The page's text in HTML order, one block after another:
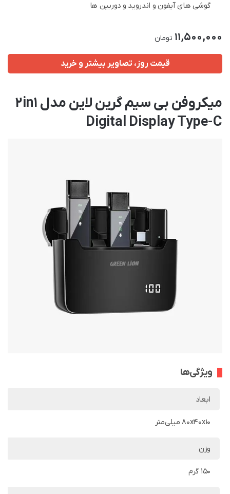
گوشی های آیفون و اندروید و دوربین ها
11,500,000 تومان
قیمت روز، تصاویر بیشتر و خرید
میکروفن بی سیم گرین لاین مدل 2in1
Digital Display Type-C
ویژگی‌ها
ابعاد
80x40x10 میلی‌متر
وزن
150 گرم